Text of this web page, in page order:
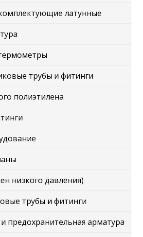
латунные
трубы и фитинги
полиэтилена
низкого давления)
трубы и фитинги
предохранительная арматура